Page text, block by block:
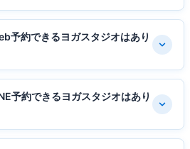
予約できるヨガスタジオはあり
予約できるヨガスタジオはあり